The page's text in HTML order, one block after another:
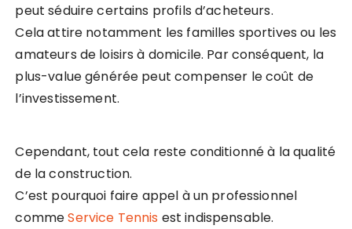
peut séduire certains profils d’acheteurs.
Cela attire notamment les familles sportives ou les
amateurs de loisirs à domicile. Par conséquent, la
plus-value générée peut compenser le coût de
l’investissement.
Cependant, tout cela reste conditionné à la qualité
de la construction.
C’est pourquoi faire appel à un professionnel
commeService Tennis est indispensable.